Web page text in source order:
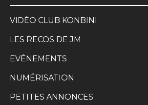
VIDÉO CLUB KONBINI
LES RECOS DE JM
EVÉNEMENTS
NUMÉRISATION
PETITES ANNONCES